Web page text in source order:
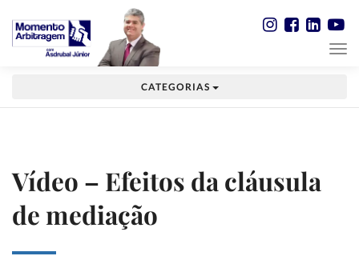
CATEGORIAS
Vídeo – Efeitos da cláusula
de mediação